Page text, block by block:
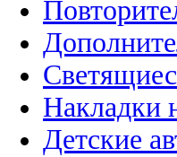
Накладки
Детские